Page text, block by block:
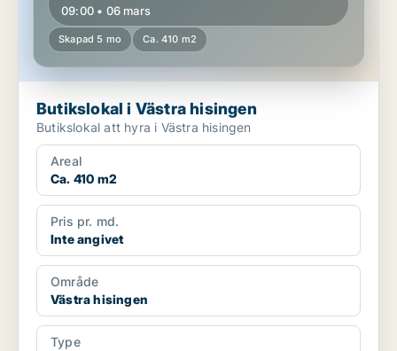
09:00 • 06 mars
Skapad 5 mo Ca. 410 m2
Butikslokal i Västra hisingen
Butikslokal att hyra i Västra hisingen
Areal
Ca. 410 m2
Pris pr. md.
Inte angivet
Område
Västra hisingen
Type